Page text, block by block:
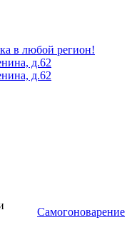
в любой регион!
д.62
д.62
Самогоноварение